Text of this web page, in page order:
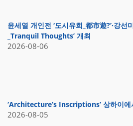
윤세열 개인전 ‘도시유희_都市遊?’·강선
_Tranquil Thoughts’ 개최
2026-08-06
‘Architecture’s Inscriptions’ 상하이에
2026-08-05